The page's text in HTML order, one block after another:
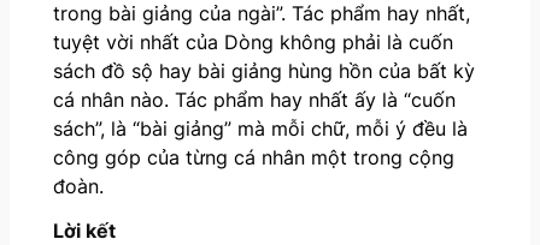
trong bài giảng của ngài”. Tác phẩm hay nhất,
tuyệt vời nhất của Dòng không phải là cuốn
sách đồ sộ hay bài giảng hùng hồn của bất kỳ
cá nhân nào. Tác phẩm hay nhất ấy là “cuốn
sách”, là “bài giảng” mà mỗi chữ, mỗi ý đều là
công góp của từng cá nhân một trong cộng
đoàn.
Lời kết